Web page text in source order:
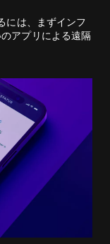
には、まずインフ
アプリによる遠隔